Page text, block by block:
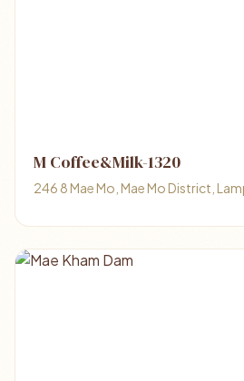
M Coffee&Milk-1320
246 8 Mae Mo, Mae Mo District,